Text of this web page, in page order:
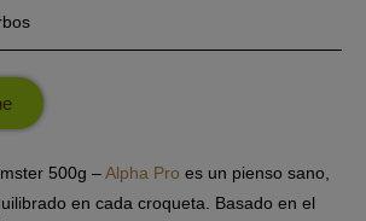
500g –Alpha Pro es un pienso sano,
en cada croqueta. Basado en el